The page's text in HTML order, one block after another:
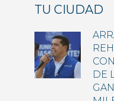
TU CIUDAD
DE